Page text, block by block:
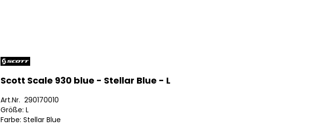
Scott Scale 930 blue - Stellar Blue - L
Art.Nr. 290170010
Größe: L
Farbe: Stellar Blue